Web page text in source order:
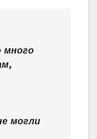
много
могли